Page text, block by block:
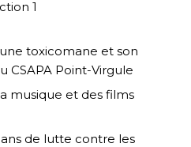
1
toxicomane et son
CSAPA Point-Virgule
musique et des films
de lutte contre les